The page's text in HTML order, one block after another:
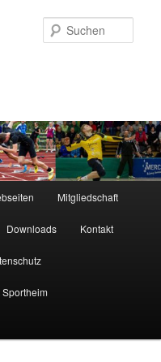
Mitgliedschaft
Downloads Kontakt